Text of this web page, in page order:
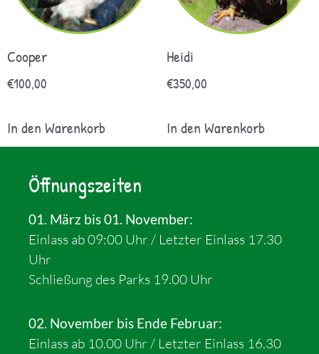
Cooper
€100,00
In den Warenkorb
Heidi
€350,00
In den Warenkorb
Öffnungszeiten
01. März bis 01. November:
Einlass ab 09:00 Uhr / Letzter Einlass 17.30
Uhr
Schließung des Parks 19.00 Uhr
02. November bis Ende Februar:
Einlass ab 10.00 Uhr / Letzter Einlass 16.30